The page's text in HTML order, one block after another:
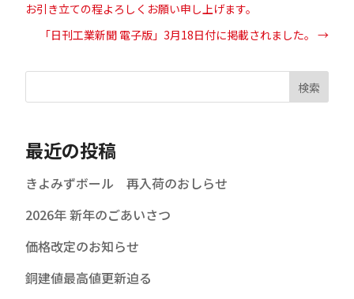
お引き立ての程よろしくお願い申し上げます。
「日刊工業新聞 電子版」3月18日付に掲載されました。 →
検索
最近の投稿
きよみずボール 再入荷のおしらせ
2026年 新年のごあいさつ
価格改定のお知らせ
銅建値最高値更新迫る